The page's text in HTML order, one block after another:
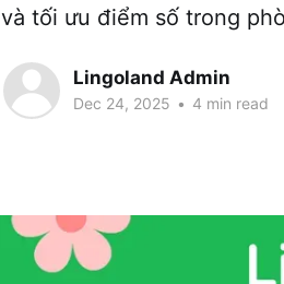
và tối ưu điểm số trong
Lingoland Admin
Dec 24, 2025 • 4 min read